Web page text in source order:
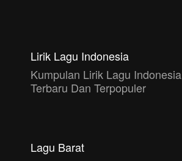
Lirik Lagu Indonesia
Kumpulan Lirik Lagu Indonesia
Terbaru Dan Terpopuler
Lagu Barat